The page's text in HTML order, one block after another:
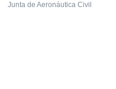
Junta de Aeronáutica Civil